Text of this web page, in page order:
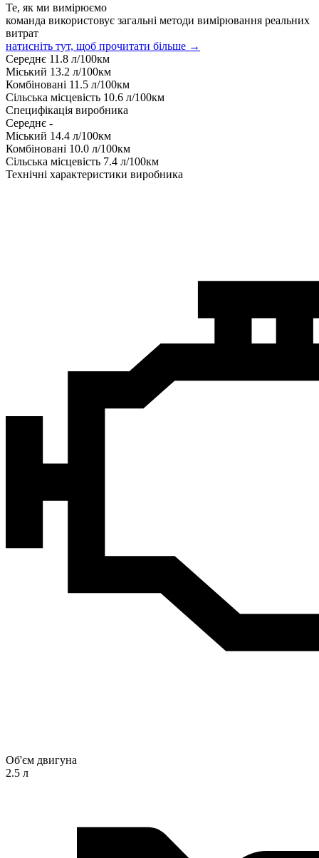
Те, як ми вимірюємо
команда використовує загальні методи вимірювання реальних
витрат
натисніть тут, щоб прочитати більше →
Середнє 11.8 л/100км
Міський 13.2 л/100км
Комбіновані 11.5 л/100км
Сільська місцевість 10.6 л/100км
Специфікація виробника
Середнє -
Міський 14.4 л/100км
Комбіновані 10.0 л/100км
Сільська місцевість 7.4 л/100км
Технічні характеристики виробника
Об'єм двигуна
2.5 л